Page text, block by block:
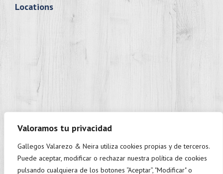
Valoramos tu privacidad
Gallegos Valarezo & Neira utiliza cookies propias y de terceros.
Puede aceptar, modificar o rechazar nuestra política de cookies
pulsando cualquiera de los botones “Aceptar”, "Modificar" o
Locations
+593 98 937 9888
Monday to Friday: 9:00 - 18:00.